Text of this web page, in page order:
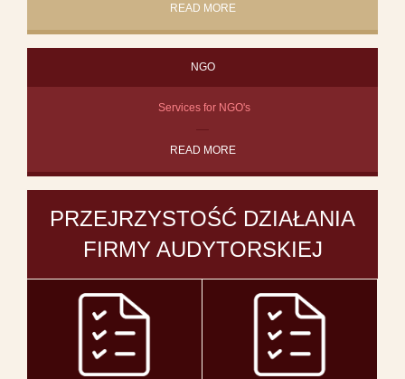
READ MORE
NGO
Services for NGO's
READ MORE
PRZEJRZYSTOŚĆ DZIAŁANIA
FIRMY AUDYTORSKIEJ